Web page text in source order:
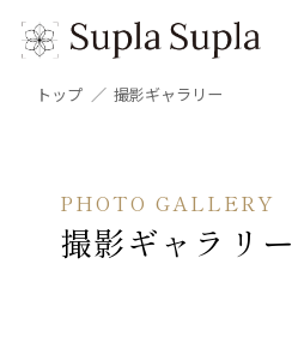
PHOTO GALLERY
撮影ギャラリー
トップ 撮影ギャラリー